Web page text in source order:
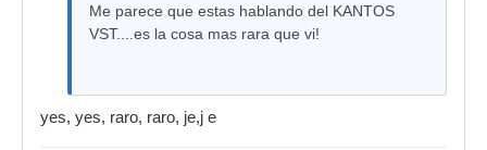
Me parece que estas hablando del KANTOS
VST....es la cosa mas rara que vi!
yes, yes, raro, raro, je,j e